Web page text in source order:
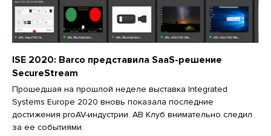
ISE 2020: Barco представила SaaS-решение
SecureStream
Прошедшая на прошлой неделе выставка Integrated
Systems Europe 2020 вновь показала последние
достижения proAV-индустрии. АВ Клуб внимательно следил
за ее событиями.